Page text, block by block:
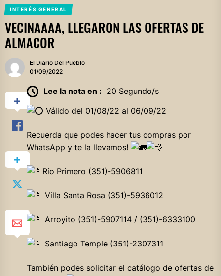
INTERÉS GENERAL
VECINAAAA, LLEGARON LAS OFERTAS DE
ALMACOR
El Diario Del Pueblo
01/09/2022
Lee la nota en : 20 Segundo/s
Válido del 01/08/22 al 06/09/22
Recuerda que podes hacer tus compras por
WhatsApp y te la llevamos!
Río Primero (351)-5906811
Villa Santa Rosa (351)-5936012
Arroyito (351)-5907114 / (351)-6333100
Santiago Temple (351)-2307311
También podes solicitar el catálogo de ofertas de